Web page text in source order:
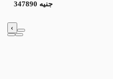
347890 جنيه
‹